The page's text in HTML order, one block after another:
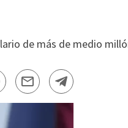
de más de medio